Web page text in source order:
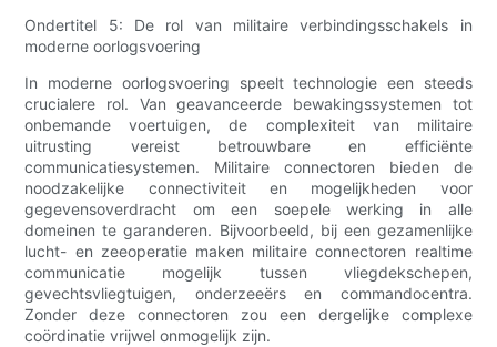
Ondertitel 5: De rol van militaire verbindingsschakels in
moderne oorlogsvoering
In moderne oorlogsvoering speelt technologie een steeds
crucialere rol. Van geavanceerde bewakingssystemen tot
onbemande voertuigen, de complexiteit van militaire
uitrusting vereist betrouwbare en efficiënte
communicatiesystemen. Militaire connectoren bieden de
noodzakelijke connectiviteit en mogelijkheden voor
gegevensoverdracht om een ​​soepele werking in alle
domeinen te garanderen. Bijvoorbeeld, bij een gezamenlijke
lucht- en zeeoperatie maken militaire connectoren realtime
communicatie mogelijk tussen vliegdekschepen,
gevechtsvliegtuigen, onderzeeërs en commandocentra.
Zonder deze connectoren zou een dergelijke complexe
coördinatie vrijwel onmogelijk zijn.